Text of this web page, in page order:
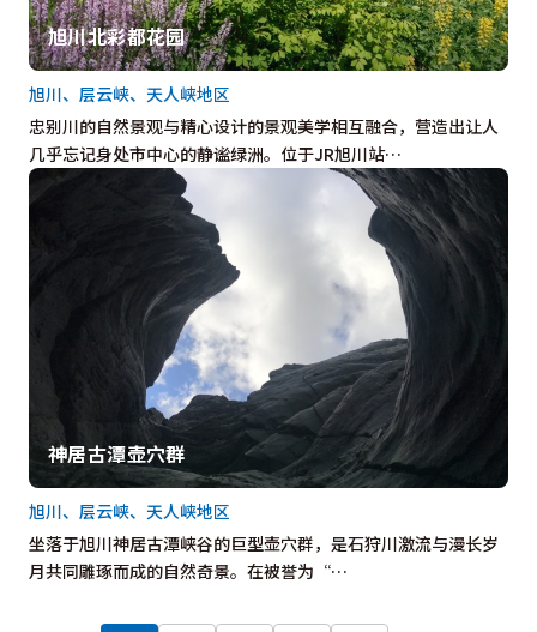
旭川北彩都花园
忠别川的自然景观与精心设计的景观美学相互融合，营造出让人
几乎忘记身处市中心的静谧绿洲。位于JR旭川站…
旭川、层云峡、天人峡地区
神居古潭壶穴群
坐落于旭川神居古潭峡谷的巨型壶穴群，是石狩川激流与漫长岁
月共同雕琢而成的自然奇景。在被誉为“…
旭川、层云峡、天人峡地区